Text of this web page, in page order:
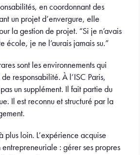
en coordonnant des
un projet d’envergure, elle
la gestion de projet. “Si je n’avais
école, je ne l’aurais jamais su.”
sont les environnements qui
responsabilité. À l’ISC Paris,
un supplément. Il fait partie du
Il est reconnu et structuré par la
loin. L’expérience acquise
: gérer ses propres